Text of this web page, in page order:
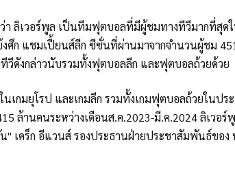
า ลิเวอร์พูล เป็นทีมฟุตบอลที่มีผู้ชมทางทีวีมากที่สุด
ศึก แชมเปี้ยนส์ลีก ซีซั่นที่ผ่านมาจากจำนวนผู้ชม
วีดังกล่าวนับรวมทั้งฟุตบอลลีก และฟุตบอลถ้วยด้วย
เกมยุโรป และเกมลีก รวมทั้งเกมฟุตบอลถ้วยในปร
ล้านคนระหว่างเดือนส.ค.2023-มี.ค.2024 ลิเวอ
" เคร็ก อีแวนส์ รองประธานฝ่ายประชาสัมพันธ์ของ